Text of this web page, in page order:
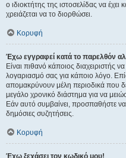
ο ιδιοκτήτης της ιστοσελίδας να
χρειάζεται να το διορθώσει.
Κορυφή
Έχω εγγραφεί κατά το παρελθόν
Είναι πιθανό κάποιος διαχειριστής
λογαριασμό σας για κάποιο λόγο.
απομακρύνουν μέλη περιοδικά που
μεγάλο χρονικό διάστημα για να
Εάν αυτό συμβαίνει, προσπαθήστε να
δημόσιες συζητήσεις.
Κορυφή
Έχω ξεχάσει τον κωδικό μου!